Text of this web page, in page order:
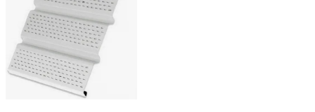
избранное сравнить